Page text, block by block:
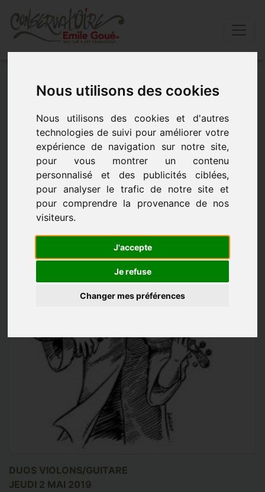
Nous utilisons des cookies
Nous utilisons des cookies et d'autres
technologies de suivi pour améliorer votre
expérience de navigation sur notre site,
pour vous montrer un contenu
personnalisé et des publicités ciblées,
pour analyser le trafic de notre site et
pour comprendre la provenance de nos
visiteurs.
J'accepte
Je refuse
Changer mes préférences
Duos violons/guitare
Auditorium du Conservatoire - le 2 mai 2019 à 19h00
DUOS VIOLONS/GUITARE
JEUDI 2 MAI 2019